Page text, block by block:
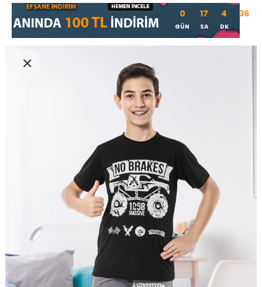
0
GÜN
17
SA
4
DK
36